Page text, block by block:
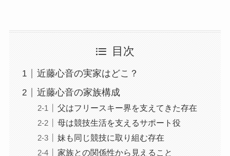
目次
近藤心音の実家はどこ？
近藤心音の家族構成
父はフリースキー界を支えてきた存在
母は競技生活を支えるサポート役
妹も同じ競技に取り組む存在
家族との関係性から見えること